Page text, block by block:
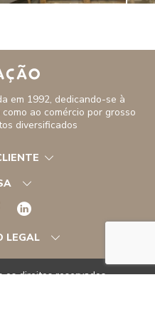
em 1992, dedicando-se à
ao comércio por grosso
diversificados
LEGAL
direitos reservados